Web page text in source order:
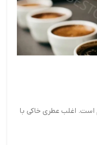
است. اغلب عطری خاکی با